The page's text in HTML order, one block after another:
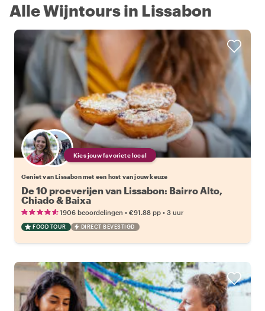
Alle Wijntours in Lissabon
Kies jouw favoriete local
Geniet van Lissabon met een host van jouw keuze
De 10 proeverijen van Lissabon: Bairro Alto,
Chiado & Baixa
1906 beoordelingen • €91.88 pp • 3 uur
FOOD TOUR DIRECT BEVESTIGD